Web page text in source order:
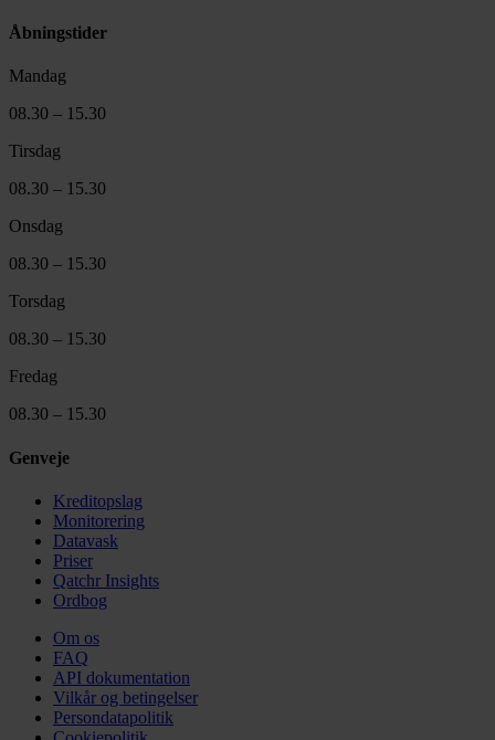
Åbningstider
Mandag
08.30 – 15.30
Tirsdag
08.30 – 15.30
Onsdag
08.30 – 15.30
Torsdag
08.30 – 15.30
Fredag
08.30 – 15.30
Genveje
Kreditopslag
Monitorering
Datavask
Priser
Qatchr Insights
Ordbog
Om os
FAQ
API dokumentation
Vilkår og betingelser
Persondatapolitik